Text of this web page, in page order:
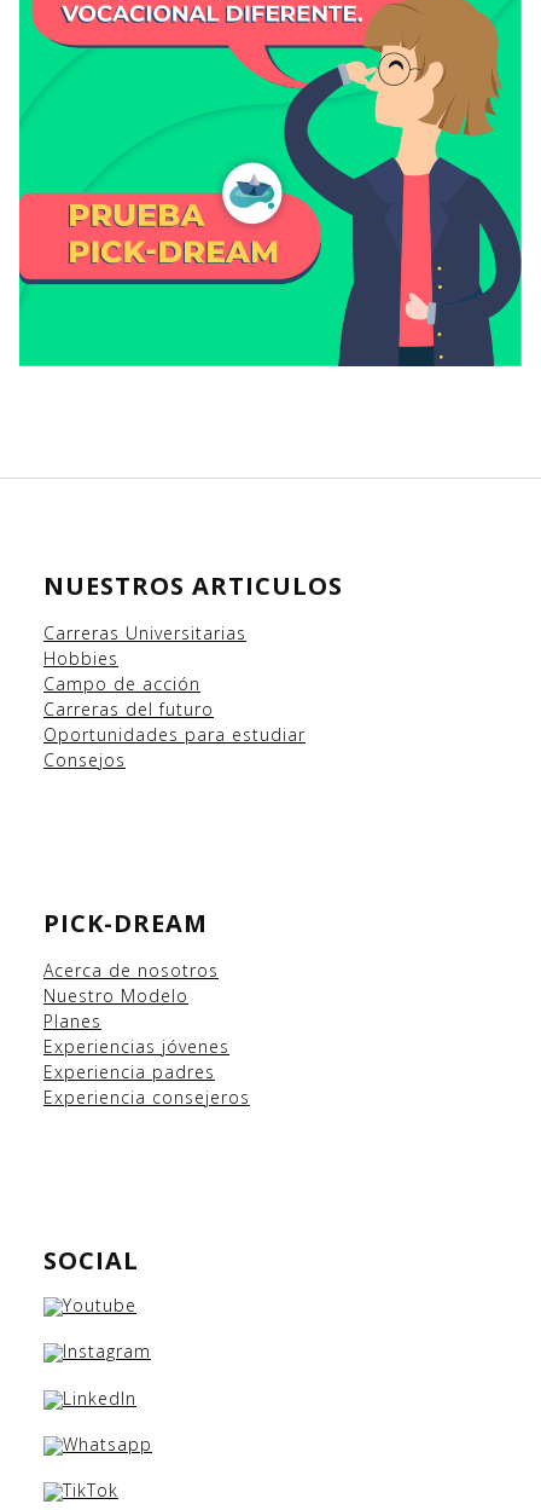
NUESTROS ARTICULOS
Carreras Universitarias
Hobbies
Campo de acción
Carreras del futuro
Oportunidades para estudiar
Consejos
PICK-DREAM
Acerca de nosotros
Nuestro Modelo
Planes
Experiencias jóvenes
Experiencia padres
Experiencia consejeros
SOCIAL